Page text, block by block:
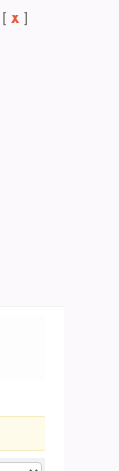
[ x ]